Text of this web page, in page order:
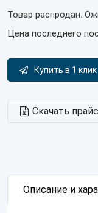
Товар распродан.
Цена последнего
Купить в 1 клик
Скачать
Описание и